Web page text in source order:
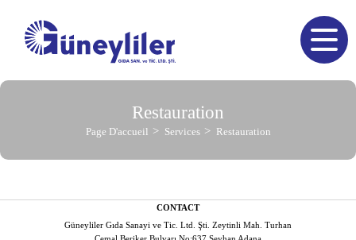
Page D'accueil Services Restauration
Restauration
CONTACT
Güneyliler Gıda Sanayi ve Tic. Ltd. Şti. Zeytinli Mah. Turhan